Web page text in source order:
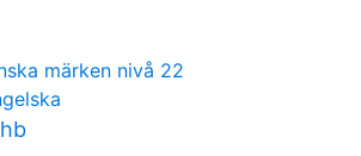
märken nivå 22